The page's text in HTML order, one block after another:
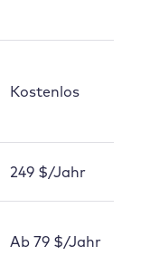
Kostenlos
249 $/Jahr
Ab 79 $/Jahr